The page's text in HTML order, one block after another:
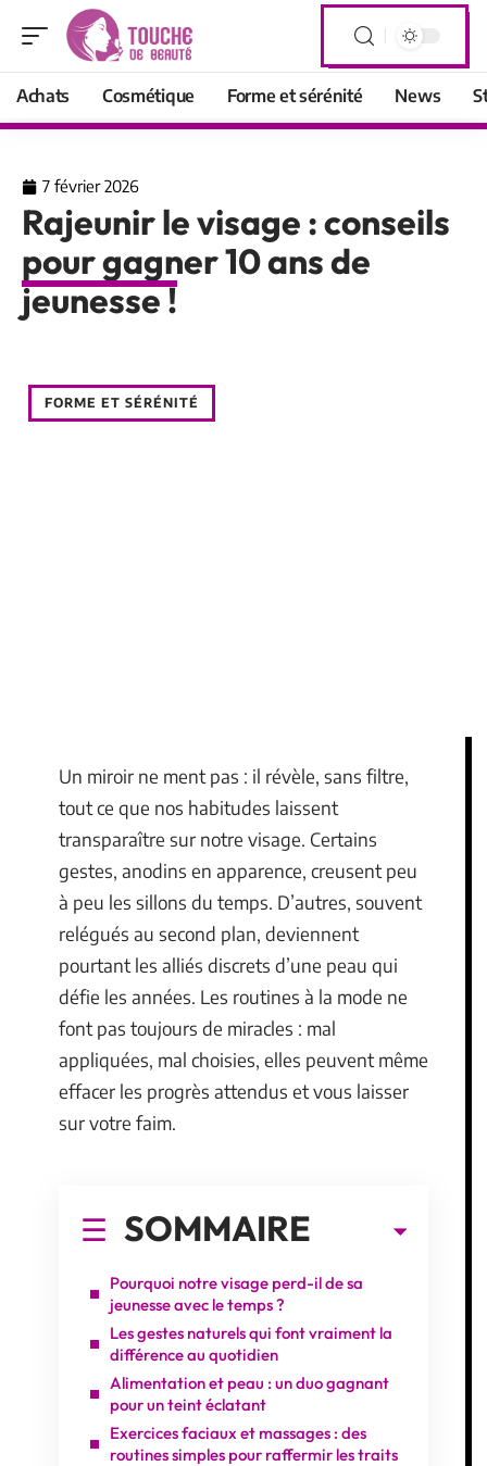
Achats Cosmétique Forme et sérénité News
7 février 2026
Rajeunir le visage : conseils
pour gagner 10 ans de
jeunesse !
FORME ET SÉRÉNITÉ
Un miroir ne ment pas : il révèle, sans filtre,
tout ce que nos habitudes laissent
transparaître sur notre visage. Certains
gestes, anodins en apparence, creusent peu
à peu les sillons du temps. D’autres, souvent
relégués au second plan, deviennent
pourtant les alliés discrets d’une peau qui
défie les années. Les routines à la mode ne
font pas toujours de miracles : mal
appliquées, mal choisies, elles peuvent même
effacer les progrès attendus et vous laisser
sur votre faim.
SOMMAIRE
Pourquoi notre visage perd-il de sa
jeunesse avec le temps ?
Les gestes naturels qui font vraiment la
différence au quotidien
Alimentation et peau : un duo gagnant
pour un teint éclatant
Exercices faciaux et massages : des
routines simples pour raffermir les traits